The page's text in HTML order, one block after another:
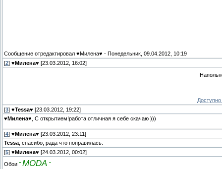
Сообщение отредактировал ♥Милена♥ - Понедельник, 09.04.2012, 10:19
[2] ♥Милена♥ [23.03.2012, 16:02]
[3] ♥Tessa♥ [23.03.2012, 19:22]
♥Милена♥ , С открытием!работа отличная я себе скачаю )))
[4] ♥Милена♥ [23.03.2012, 23:11]
Tessa , спасибо, рада что понравилась.
[5] ♥Милена♥ [24.03.2012, 00:02]
Обои "MODA "